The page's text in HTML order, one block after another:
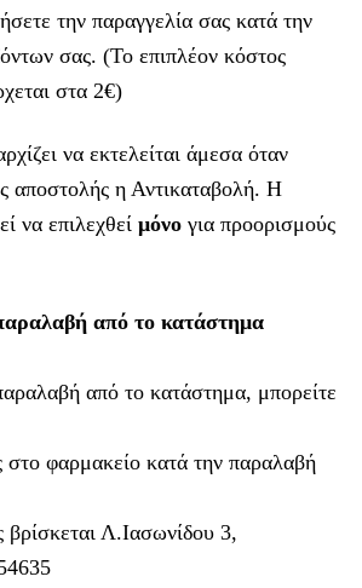
την παραγγελία σας κατά την
σας. (Το επιπλέον κόστος
στα 2€)
να εκτελείται άμεσα όταν
αποστολής η Αντικαταβολή. Η
να επιλεχθεί μόνο για προορισμούς
από το κατάστημα
από το κατάστημα, μπορείτε
στο φαρμακείο κατά την παραλαβή
Λ.Ιασωνίδου 3,